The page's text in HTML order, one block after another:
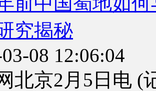
究揭秘
08 12:06:04
北京2月5日电 (